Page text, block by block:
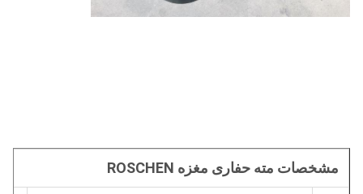
مشخصات مته حفاری مغزه ROSCHEN